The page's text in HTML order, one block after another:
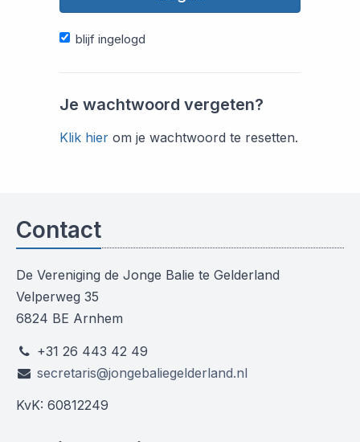
blijf ingelogd
Je wachtwoord vergeten?
Klik hier om je wachtwoord te resetten.
Contact
De Vereniging de Jonge Balie te Gelderland
Velperweg 35
6824 BE Arnhem
+31 26 443 42 49
secretaris@jongebaliegelderland.nl
KvK: 60812249